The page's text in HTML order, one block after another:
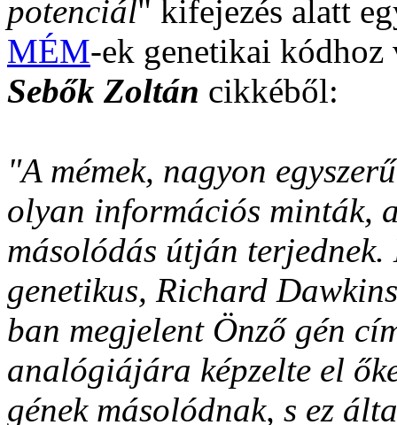
potenciál" kifejezés alatt
MÉM-ek genetikai kódhoz
Sebők Zoltán cikkéből:
"A mémek, nagyon
olyan információs minták,
másolódás útján
genetikus, Richard
ban megjelent Önző gén
analógiájára képzelte el
gének másolódnak, s ez